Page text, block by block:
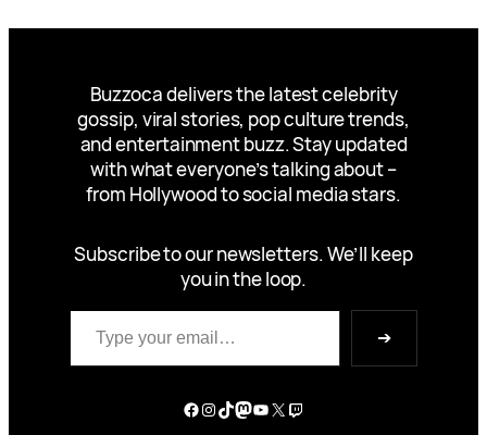
Buzzoca delivers the latest celebrity
gossip, viral stories, pop culture trends,
and entertainment buzz. Stay updated
with what everyone’s talking about –
from Hollywood to social media stars.
Subscribe to our newsletters. We’ll keep
you in the loop.
Type your email…
➔
Facebook
Instagram
TikTok
Mastodon
YouTube
X Twitch